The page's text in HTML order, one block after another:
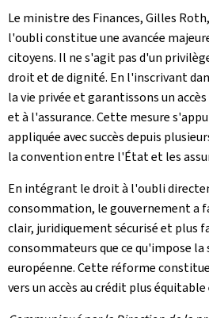
Le ministre des Finances, Gilles
l'oubli constitue une avancée
citoyens. Il ne s'agit pas d'un
droit et de dignité. En l'inscrivant
la vie privée et garantissons un
et à l'assurance. Cette mesure
appliquée avec succès depuis
la convention entre l'État et les
En intégrant le droit à l'oubli
consommation, le gouvernement a
clair, juridiquement sécurisé et plus
consommateurs que ce qu'impose la
européenne. Cette réforme
vers un accès au crédit plus